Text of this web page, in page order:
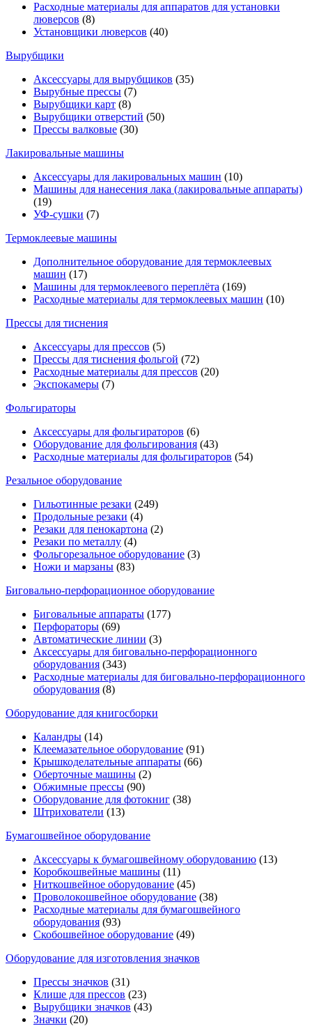
Расходные материалы для аппаратов для установки
люверсов (8)
Установщики люверсов (40)
Вырубщики
Аксессуары для вырубщиков (35)
Вырубные прессы (7)
Вырубщики карт (8)
Вырубщики отверстий (50)
Прессы валковые (30)
Лакировальные машины
Аксессуары для лакировальных машин (10)
Машины для нанесения лака (лакировальные аппараты)
(19)
УФ-сушки (7)
Термоклеевые машины
Дополнительное оборудование для термоклеевых
машин (17)
Машины для термоклеевого переплёта (169)
Расходные материалы для термоклеевых машин (10)
Прессы для тиснения
Аксессуары для прессов (5)
Прессы для тиснения фольгой (72)
Расходные материалы для прессов (20)
Экспокамеры (7)
Фольгираторы
Аксессуары для фольгираторов (6)
Оборудование для фольгирования (43)
Расходные материалы для фольгираторов (54)
Резальное оборудование
Гильотинные резаки (249)
Продольные резаки (4)
Резаки для пенокартона (2)
Резаки по металлу (4)
Фольгорезальное оборудование (3)
Ножи и марзаны (83)
Биговально-перфорационное оборудование
Биговальные аппараты (177)
Перфораторы (69)
Автоматические линии (3)
Аксессуары для биговально-перфорационного
оборудования (343)
Расходные материалы для биговально-перфорационного
оборудования (8)
Оборудование для книгосборки
Каландры (14)
Клеемазательное оборудование (91)
Крышкоделательные аппараты (66)
Оберточные машины (2)
Обжимные прессы (90)
Оборудование для фотокниг (38)
Штрихователи (13)
Бумагошвейное оборудование
Аксессуары к бумагошвейному оборудованию (13)
Коробкошвейные машины (11)
Ниткошвейное оборудование (45)
Проволокошвейное оборудование (38)
Расходные материалы для бумагошвейного
оборудования (93)
Скобошвейное оборудование (49)
Оборудование для изготовления значков
Прессы значков (31)
Клише для прессов (23)
Вырубщики значков (43)
Значки (20)